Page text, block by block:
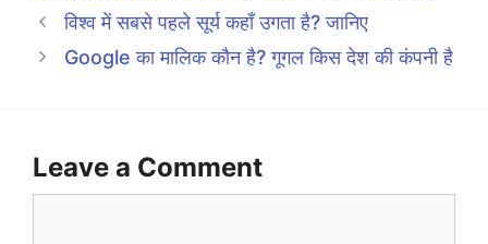
विश्व में सबसे पहले सूर्य कहाँ उगता है? जानिए
Google का मालिक कौन है? गूगल किस देश की कंपनी है
Leave a Comment